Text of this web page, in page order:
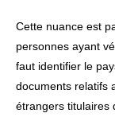
Cette nuance est
personnes ayant
faut identifier le
documents relatifs
étrangers titulaires